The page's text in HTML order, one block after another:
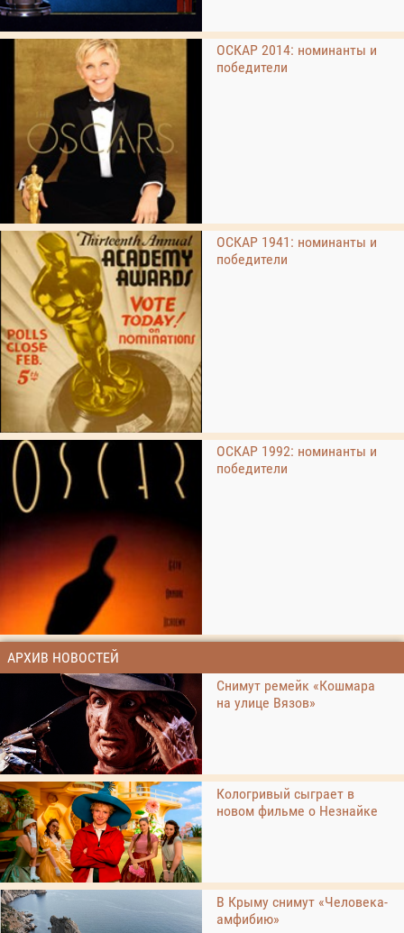
ОСКАР 2014: номинанты и
победители
ОСКАР 1941: номинанты и
победители
ОСКАР 1992: номинанты и
победители
АРХИВ НОВОСТЕЙ
Снимут ремейк «Кошмара
на улице Вязов»
Кологривый сыграет в
новом фильме о Незнайке
В Крыму снимут «Человека-
амфибию»